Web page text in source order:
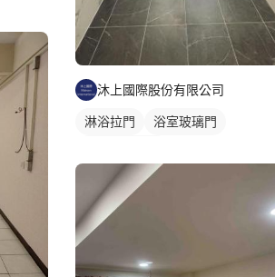
沐上國際股份有限公司
淋浴拉門
浴室玻璃門